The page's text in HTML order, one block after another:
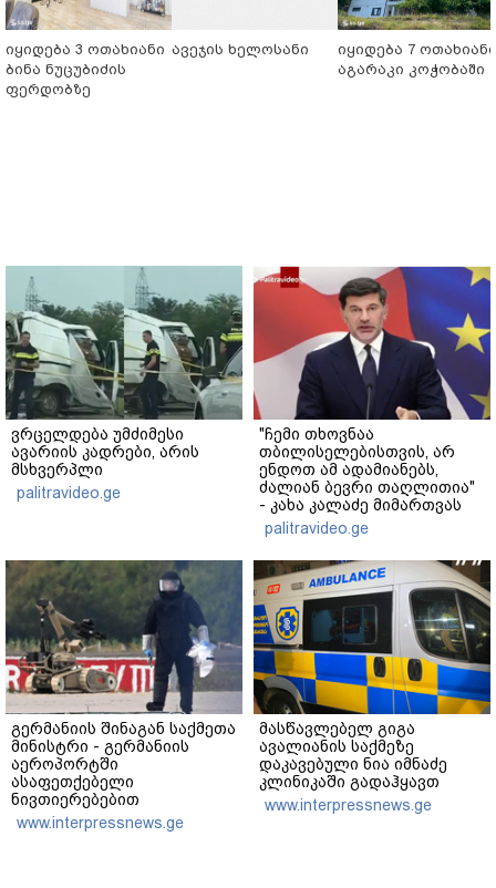
იყიდება 3 ოთახიანი
ბინა ნუცუბიძის
ფერდობზე
ავეჯის ხელოსანი
იყიდება 7 ოთახიანი
აგარაკი კოჭობაში
ვრცელდება უმძიმესი
ავარიის კადრები, არის
მსხვერპლი
palitravideo.ge
"ჩემი თხოვნაა
თბილისელებისთვის, არ
ენდოთ ამ ადამიანებს,
ძალიან ბევრი თაღლითია"
- კახა კალაძე მიმართვას
ავრცელებს
palitravideo.ge
გერმანიის შინაგან საქმეთა
მინისტრი - გერმანიის
აეროპორტში
ასაფეთქებელი
ნივთიერებებით
დატვირთული დრონის
აღმოჩენა საფრთხის ახალ
www.interpressnews.ge
მასწავლებელ გიგა
ავალიანის საქმეზე
დაკავებული ნია იმნაძე
კლინიკაში გადაჰყავთ
www.interpressnews.ge